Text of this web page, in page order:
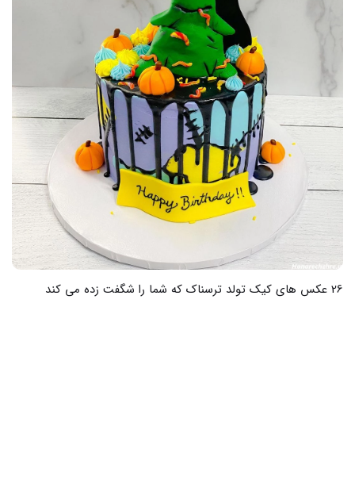
27 عکس از ترسناک ترین عکس های آنابل که شما را میخکوب میکند